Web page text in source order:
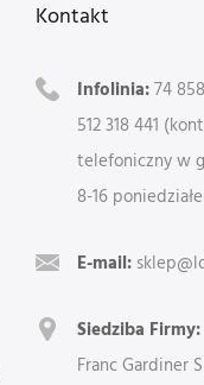
Kontakt
Infolinia:74
512 318 441
telefoniczny w
8-16
E-mail:
Siedziba Firmy:
Franc Gardiner